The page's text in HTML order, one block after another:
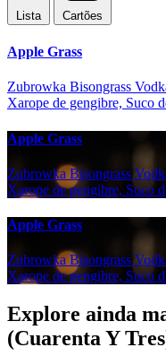
Lista Cartões
Apple Grass
Zubrowka Bisongrass
Xarope de gengibre, Suco
Apple Grass
Zubrowka Bisongrass
Xarope de gengibre, Suco
Apple Grass
Zubrowka Bisongrass
Xarope de gengibre, Suco
Explore ainda
(Cuarenta Y